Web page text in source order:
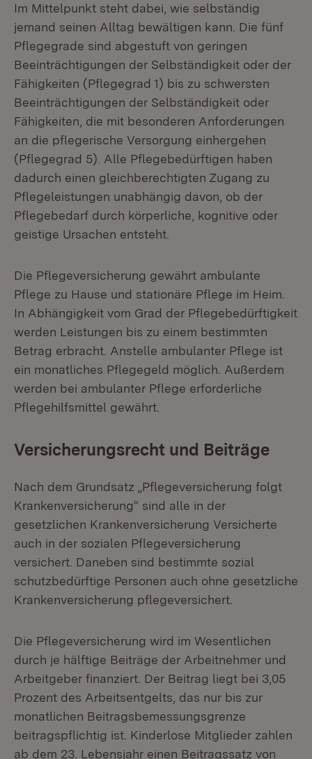
Im Mittelpunkt steht dabei, wie selbständig
jemand seinen Alltag bewältigen kann. Die fünf
Pflegegrade sind abgestuft von geringen
Beeinträchtigungen der Selbständigkeit oder der
Fähigkeiten (Pflegegrad 1) bis zu schwersten
Beeinträchtigungen der Selbständigkeit oder
Fähigkeiten, die mit besonderen Anforderungen
an die pflegerische Versorgung einhergehen
(Pflegegrad 5). Alle Pflegebedürftigen haben
dadurch einen gleichberechtigten Zugang zu
Pflegeleistungen unabhängig davon, ob der
Pflegebedarf durch körperliche, kognitive oder
geistige Ursachen entsteht.
Die Pflegeversicherung gewährt ambulante
Pflege zu Hause und stationäre Pflege im Heim.
In Abhängigkeit vom Grad der Pflegebedürftigkeit
werden Leistungen bis zu einem bestimmten
Betrag erbracht. Anstelle ambulanter Pflege ist
ein monatliches Pflegegeld möglich. Außerdem
werden bei ambulanter Pflege erforderliche
Pflegehilfsmittel gewährt.
Versicherungsrecht und Beiträge
Nach dem Grundsatz „Pflegeversicherung folgt
Krankenversicherung“ sind alle in der
gesetzlichen Krankenversicherung Versicherte
auch in der sozialen Pflegeversicherung
versichert. Daneben sind bestimmte sozial
schutzbedürftige Personen auch ohne gesetzliche
Krankenversicherung pflegeversichert.
Die Pflegeversicherung wird im Wesentlichen
durch je hälftige Beiträge der Arbeitnehmer und
Arbeitgeber finanziert. Der Beitrag liegt bei 3,05
Prozent des Arbeitsentgelts, das nur bis zur
monatlichen Beitragsbemessungsgrenze
beitragspflichtig ist. Kinderlose Mitglieder zahlen
ab dem 23. Lebensjahr einen Beitragssatz von